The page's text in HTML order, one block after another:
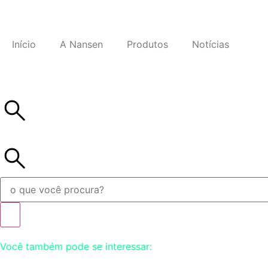
Início A Nansen Produtos Notícias
Você também pode se interessar: